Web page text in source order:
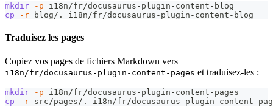
mkdir -p i18n/fr/docusaurus-plugin-content-blog
cp
-r blog/. i18n/fr/docusaurus-plugin-content-blog
Traduisez les pages
Copiez vos pages de fichiers Markdown vers
i18n/fr/docusaurus-plugin-content-pages et traduisez-les :
mkdir -p i18n/fr/docusaurus-plugin-content-pages
cp
-r src/pages/. i18n/fr/docusaurus-plugin-content-